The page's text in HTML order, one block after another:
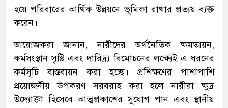
হয়ে পরিবারের আর্থিক উন্নয়নে ভূমিকা রাখার প্রত্যয় ব্যক্ত
করেন।
আয়োজকরা জানান, নারীদের অর্থনৈতিক ক্ষমতায়ন,
কর্মসংস্থান সৃষ্টি এবং দারিদ্র্য বিমোচনের লক্ষ্যেই এ ধরনের
কর্মসূচি বাস্তবায়ন করা হচ্ছে। প্রশিক্ষণের পাশাপাশি
প্রয়োজনীয় উপকরণ সরবরাহ করা হলে নারীরা ক্ষুদ্র
উদ্যোক্তা হিসেবে আত্মপ্রকাশের সুযোগ পান এবং স্থানীয়